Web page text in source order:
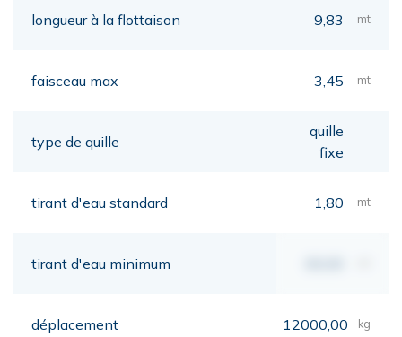
longueur à la flottaison 9,83 mt
faisceau max 3,45 mt
type de quille
quille
fixe
tirant d'eau standard 1,80 mt
tirant d'eau minimum
déplacement 12000,00 kg